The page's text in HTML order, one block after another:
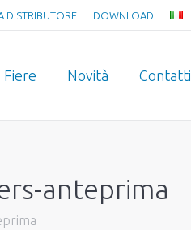
DISTRIBUTORE DOWNLOAD
Fiere Novità Contatti
anteprima